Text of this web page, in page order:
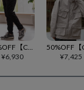
¥6,930
¥7,425